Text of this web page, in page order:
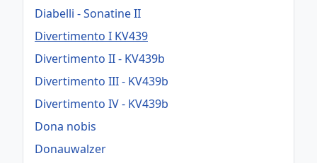
Diabelli - Sonatine II
Divertimento I KV439
Divertimento II - KV439b
Divertimento III - KV439b
Divertimento IV - KV439b
Dona nobis
Donauwalzer